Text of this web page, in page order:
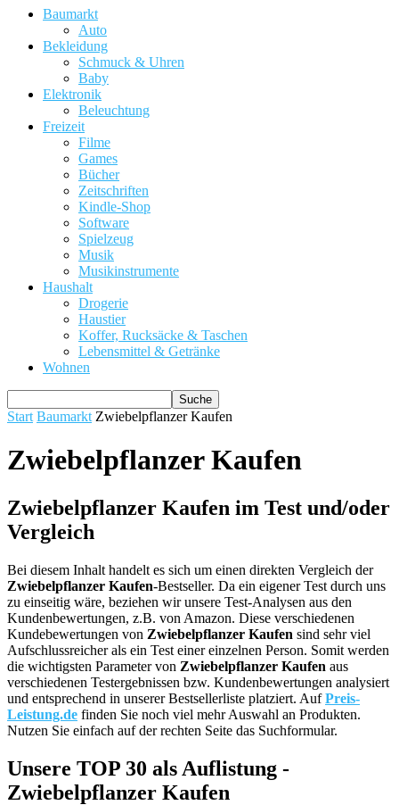
Baumarkt
Auto
Bekleidung
Schmuck & Uhren
Baby
Elektronik
Beleuchtung
Freizeit
Filme
Games
Bücher
Zeitschriften
Kindle-Shop
Software
Spielzeug
Musik
Musikinstrumente
Haushalt
Drogerie
Haustier
Koffer, Rucksäcke & Taschen
Lebensmittel & Getränke
Wohnen
Start Baumarkt Zwiebelpflanzer Kaufen
Zwiebelpflanzer Kaufen
Zwiebelpflanzer Kaufen im Test und/oder
Vergleich
Bei diesem Inhalt handelt es sich um einen direkten Vergleich der
Zwiebelpflanzer Kaufen-Bestseller. Da ein eigener Test durch uns
zu einseitig wäre, beziehen wir unsere Test-Analysen aus den
Kundenbewertungen, z.B. von Amazon. Diese verschiedenen
Kundebewertungen von Zwiebelpflanzer Kaufen sind sehr viel
Aufschlussreicher als ein Test einer einzelnen Person. Somit werden
die wichtigsten Parameter von Zwiebelpflanzer Kaufen aus
verschiedenen Testergebnissen bzw. Kundenbewertungen analysiert
und entsprechend in unserer Bestsellerliste platziert. AufPreis-
Leistung.de finden Sie noch viel mehr Auswahl an Produkten.
Nutzen Sie einfach auf der rechten Seite das Suchformular.
Unsere TOP 30 als Auflistung -
Zwiebelpflanzer Kaufen